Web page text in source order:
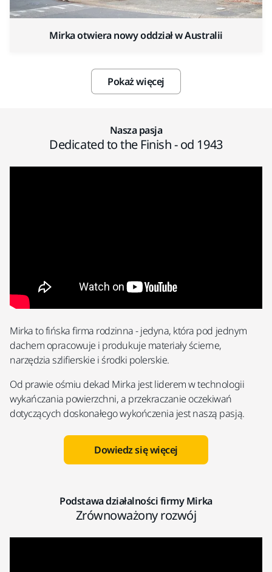
Mirka otwiera nowy oddział w Australii
Pokaż więcej
Nasza pasja
Dedicated to the Finish - od 1943
Mirka to fińska firma rodzinna - jedyna, która pod jednym
dachem opracowuje i produkuje materiały ścierne,
narzędzia szlifierskie i środki polerskie.
Od prawie ośmiu dekad Mirka jest liderem w technologii
wykańczania powierzchni, a przekraczanie oczekiwań
dotyczących doskonałego wykończenia jest naszą pasją.
Dowiedz się więcej
Podstawa działalności firmy Mirka
Zrównoważony rozwój